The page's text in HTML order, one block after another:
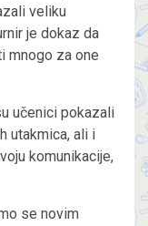
veliku
je dokaz da
mnogo za one
učenici pokazali
utakmica, ali i
komunikacije,
se novim